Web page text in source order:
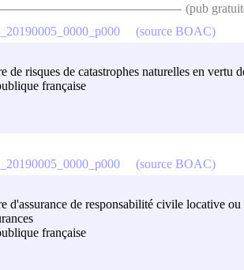
(pub
risques de catastrophes naturelles en vertu
française
(source BOAC)
de responsabilité civile locative
française
(source BOAC)